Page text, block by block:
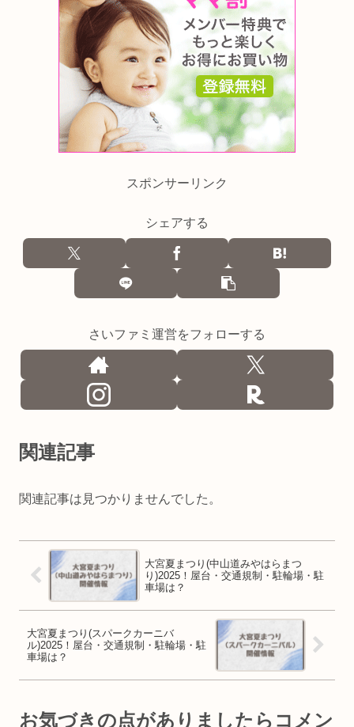
スポンサーリンク
シェアする
さいファミ運営をフォローする
関連記事
関連記事は見つかりませんでした。
大宮夏まつり(中山道みやはらまつ
り)2025！屋台・交通規制・駐輪場・駐
車場は？
大宮夏まつり(スパークカーニバ
ル)2025！屋台・交通規制・駐輪場・駐
車場は？
お気づきの点がありましたらコメン